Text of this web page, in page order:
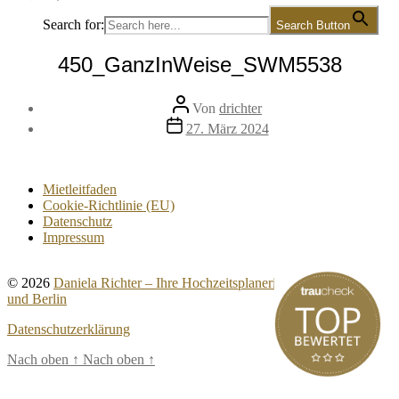
Search for: Search Button
450_GanzInWeise_SWM5538
Beitragsautor
Von drichter
Veröffentlichungsdatum
27. März 2024
Mietleitfaden
Cookie-Richtlinie (EU)
Datenschutz
Impressum
© 2026 Daniela Richter – Ihre Hochzeitsplanerin für Brandenburg
und Berlin
Datenschutzerklärung
Nach oben ↑ Nach oben ↑